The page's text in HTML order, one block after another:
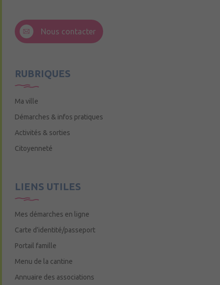
49220 Andigné
Nous contacter
RUBRIQUES
Ma ville
Démarches & infos pratiques
Activités & sorties
Citoyenneté
LIENS UTILES
Mes démarches en ligne
Carte d’identité/passeport
Portail famille
Menu de la cantine
Annuaire des associations